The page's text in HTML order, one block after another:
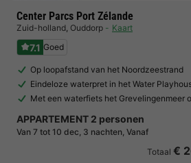
Center Parcs Port Zélande
Zuid-holland, Ouddorp Kaart
7.1 Goed
Op loopafstand van het Noordzeestrand
Eindeloze waterpret in het Water
Met een waterfiets het Grevelingenmeer
APPARTEMENT 2 personen
Van 7 tot 10 dec, 3 nachten, Vanaf
Totaal €